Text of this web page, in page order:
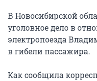
В Новосибирской
уголовное дело в
электропоезда
в гибели пассажира.
Как сообщила